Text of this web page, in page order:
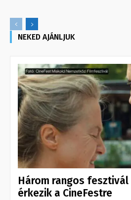
NEKED AJÁNLJUK
Három rangos
érkezik a CineFestre